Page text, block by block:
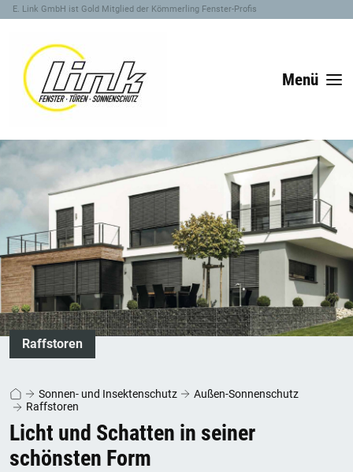
E. Link GmbH ist Gold Mitglied der Kömmerling Fenster-Profis
Menü
Raffstoren
Sonnen- und Insektenschutz
Außen-Sonnenschutz
Raffstoren
Licht und Schatten in seiner
schönsten Form